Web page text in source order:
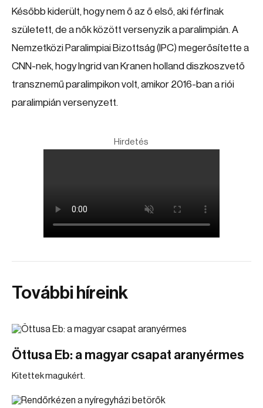
Később kiderült, hogy nem ő az ő első, aki férfinak
született, de a nők között versenyzik a paralimpián. A
Nemzetközi Paralimpiai Bizottság (IPC) megerősítette a
CNN-nek, hogy Ingrid van Kranen holland diszkoszvető
transznemű paralimpikon volt, amikor 2016-ban a riói
paralimpián versenyzett.
Hirdetés
További híreink
Öttusa Eb: a magyar csapat aranyérmes
Kitettek magukért.